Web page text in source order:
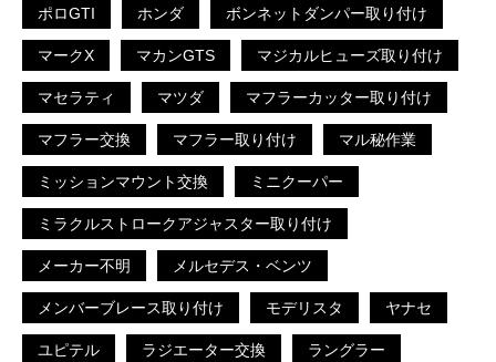
ポロGTI ホンダ ボンネットダンパー取り付け
マークX マカンGTS マジカルヒューズ取り付け
マセラティ マツダ マフラーカッター取り付け
マフラー交換 マフラー取り付け マル秘作業
ミッションマウント交換 ミニクーパー
ミラクルストロークアジャスター取り付け
メーカー不明 メルセデス・ベンツ
メンバーブレース取り付け モデリスタ ヤナセ
ユピテル ラジエーター交換 ラングラー